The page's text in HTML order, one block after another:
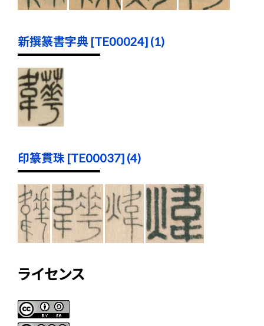
新撰篆書字典 [TE00024] (1)
印篆貫珠 [TE00037] (4)
ライセンス